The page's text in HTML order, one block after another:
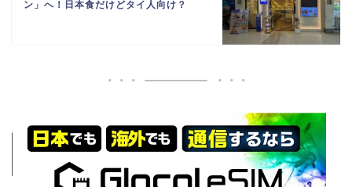
ン」へ！日本食だけどタイ人向け？